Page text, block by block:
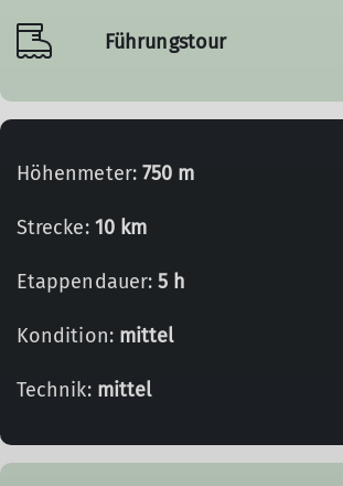
Führungstour
Höhenmeter: 750 m
Strecke: 10 km
Etappendauer:5 h
Kondition: mittel
Technik: mittel